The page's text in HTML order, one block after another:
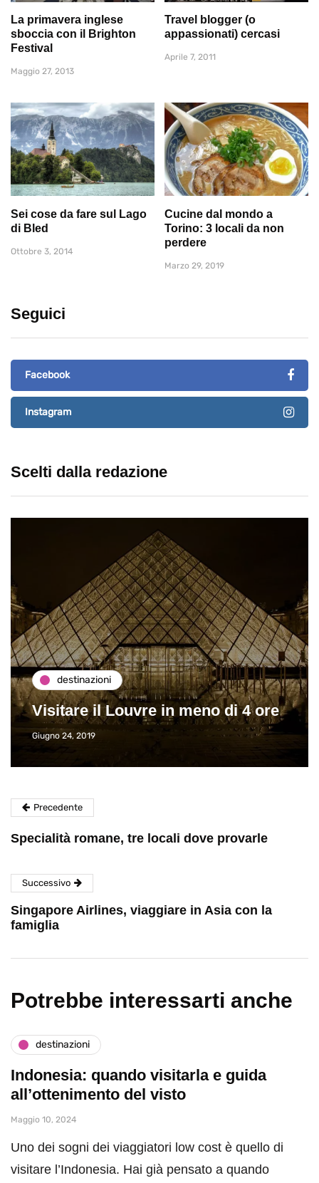
La primavera inglese
sboccia con il Brighton
Festival
Maggio 27, 2013
Travel blogger (o
appassionati) cercasi
Aprile 7, 2011
Sei cose da fare sul Lago
di Bled
Ottobre 3, 2014
Cucine dal mondo a
Torino: 3 locali da non
perdere
Marzo 29, 2019
Seguici
Facebook
Instagram
Scelti dalla redazione
destinazioni
Visitare il Louvre in meno di 4 ore
Giugno 24, 2019
Precedente
Specialità romane, tre locali dove provarle
Successivo
Singapore Airlines, viaggiare in Asia con la
famiglia
Potrebbe interessarti anche
destinazioni
Indonesia: quando visitarla e guida
all’ottenimento del visto
Maggio 10, 2024
Uno dei sogni dei viaggiatori low cost è quello di
visitare l’Indonesia. Hai già pensato a quando